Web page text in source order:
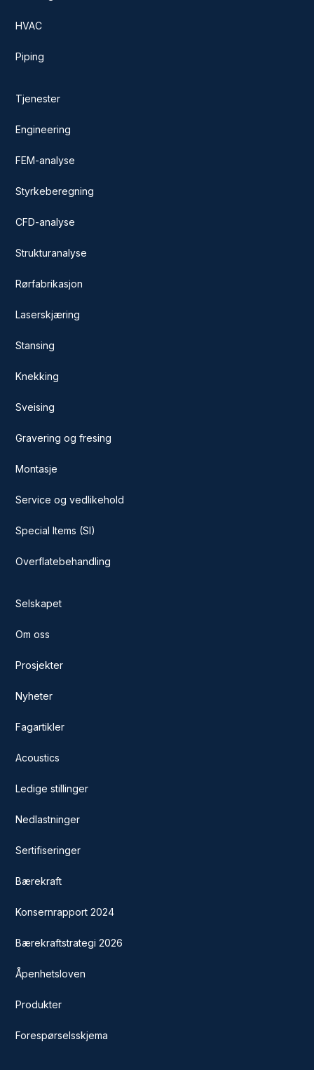
HVAC
Piping
Tjenester
Engineering
FEM-analyse
Styrkeberegning
CFD-analyse
Strukturanalyse
Rørfabrikasjon
Laserskjæring
Stansing
Knekking
Sveising
Gravering og fresing
Montasje
Service og vedlikehold
Special Items (SI)
Overflatebehandling
Selskapet
Om oss
Prosjekter
Nyheter
Fagartikler
Acoustics
Ledige stillinger
Nedlastninger
Sertifiseringer
Bærekraft
Konsernrapport 2024
Bærekraftstrategi 2026
Åpenhetsloven
Produkter
Forespørselsskjema